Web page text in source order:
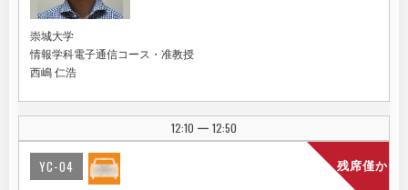
崇城大学
情報学科電子通信コース・准教授
西嶋 仁浩
12:10 | 12:50
残席僅か
YC-04